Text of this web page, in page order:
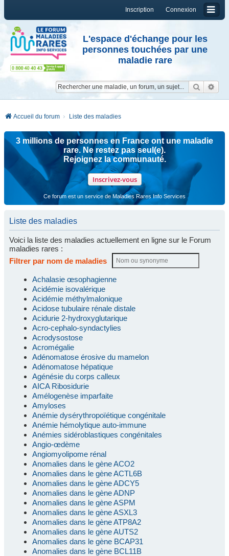
Connexion
Inscription
L'espace d'échange pour les
personnes touchées par une
maladie rare
Accueil du forum Liste des maladies
3 millions de personnes en France ont une maladie
rare. Ne restez pas seul(e).
Rejoignez la communauté.
Inscrivez-vous
Ce forum est un service de Maladies Rares Info Services
Liste des maladies
Voici la liste des maladies actuellement en ligne sur le Forum
maladies rares :
Filtrer par nom de maladies
Achalasie œsophagienne
Acidémie isovalérique
Acidémie méthylmalonique
Acidose tubulaire rénale distale
Acidurie 2-hydroxyglutarique
Acro-cephalo-syndactylies
Acrodysostose
Acromégalie
Adénomatose érosive du mamelon
Adénomatose hépatique
Agénésie du corps calleux
AICA Ribosidurie
Amélogenèse imparfaite
Amyloses
Anémie dysérythropoïétique congénitale
Anémie hémolytique auto-immune
Anémies sidéroblastiques congénitales
Angio-œdème
Angiomyolipome rénal
Anomalies dans le gène ACO2
Anomalies dans le gène ACTL6B
Anomalies dans le gène ADCY5
Anomalies dans le gène ADNP
Anomalies dans le gène ASPM
Anomalies dans le gène ASXL3
Anomalies dans le gène ATP8A2
Anomalies dans le gène AUTS2
Anomalies dans le gène BCAP31
Anomalies dans le gène BCL11B